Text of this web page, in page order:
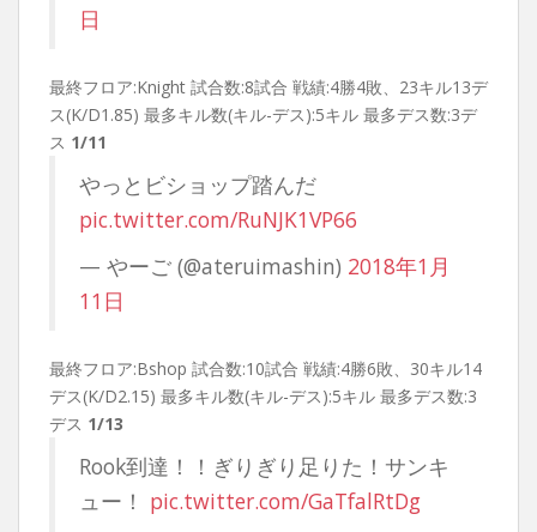
日
最終フロア:Knight 試合数:8試合 戦績:4勝4敗、23キル13デ
ス(K/D1.85) 最多キル数(キル-デス):5キル 最多デス数:3デ
ス 1/11
やっとビショップ踏んだ
pic.twitter.com/RuNJK1VP66
— やーご (@ateruimashin) 2018年1月
11日
最終フロア:Bshop 試合数:10試合 戦績:4勝6敗、30キル14
デス(K/D2.15) 最多キル数(キル-デス):5キル 最多デス数:3
デス 1/13
Rook到達！！ぎりぎり足りた！サンキ
ュー！ pic.twitter.com/GaTfalRtDg